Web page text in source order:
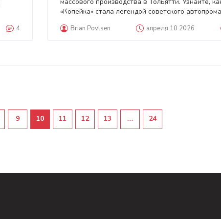
4
«Копейка» стала легендой советского
Brian Povlsen апреля 10 2026
9 10 11 12 13 … 24